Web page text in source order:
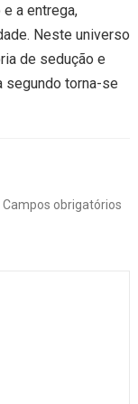
a entrega,
Neste universo
de sedução e
segundo torna-se
Campos obrigatórios